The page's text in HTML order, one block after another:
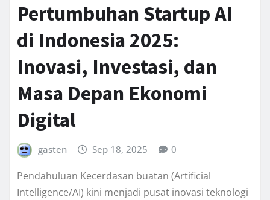
Pertumbuhan Startup AI
di Indonesia 2025:
Inovasi, Investasi, dan
Masa Depan Ekonomi
Digital
gasten Sep 18, 2025 0
Pendahuluan Kecerdasan buatan (Artificial
Intelligence/AI) kini menjadi pusat inovasi teknologi